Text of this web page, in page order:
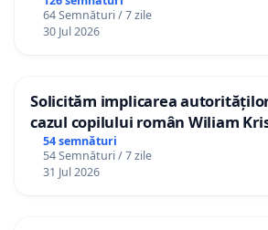
64 Semnături / 7 zile
30 Jul 2026
Solicităm implicarea
cazul copilului român Wiliam
Gheorghe, aflat în plasament în
12 ani
54 semnături
54 Semnături / 7 zile
31 Jul 2026